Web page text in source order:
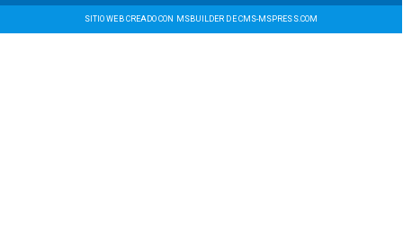
SITIO WEB CREADO CON MSBUILDER DE CMS-MSPRESS.COM